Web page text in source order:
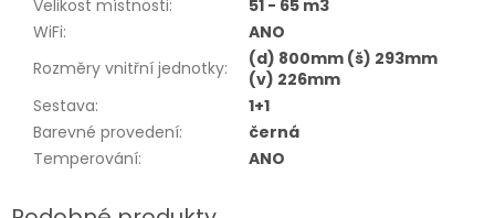
Velikost místnosti:
51 - 65 m3
WiFi:
ANO
Rozměry vnitřní jednotky:
(d) 800mm (š) 293mm
(v) 226mm
Sestava:
1+1
Barevné provedení:
černá
Temperování: ANO